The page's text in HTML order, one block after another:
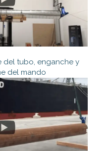
del tubo, enganche y
del mando